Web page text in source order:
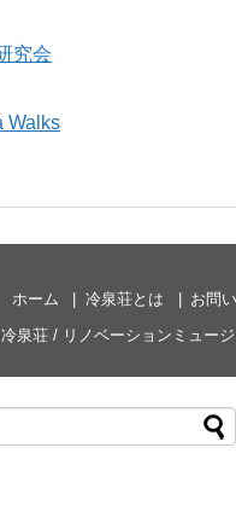
ホーム 冷泉荘とは
お問
冷泉荘 / リノベーションミュー